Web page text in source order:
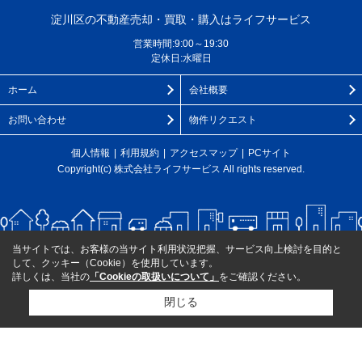
淀川区の不動産売却・買取・購入はライフサービス
営業時間:9:00～19:30
定休日:水曜日
ホーム 会社概要
お問い合わせ 物件リクエスト
個人情報 利用規約 アクセスマップ
PCサイト
Copyright(c) 株式会社ライフサービス All rights reserved.
当サイトでは、お客様の当サイト利用状況把握、サービス向上検討を目的と
して、クッキー（Cookie）を使用しています。
詳しくは、当社の 「Cookieの取扱いについて」 をご確認ください。
閉じる